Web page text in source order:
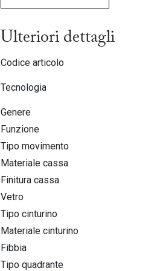
High Precision 262kHz
Jet Star
Lunar pilot
Maquina
Marine star
Ulteriori dettagli
Codice articolo
Tecnologia
Genere
Funzione
Tipo movimento
Materiale cassa
Finitura cassa
Vetro
Tipo cinturino
Materiale cinturino
Fibbia
Tipo quadrante